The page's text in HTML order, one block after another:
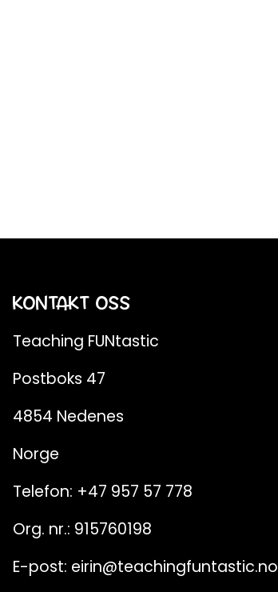
KONTAKT OSS
Teaching FUNtastic
Postboks 47
4854 Nedenes
Norge
Telefon: +47 957 57 778
Org. nr.: 915760198
E-post: eirin@teachingfuntastic.no